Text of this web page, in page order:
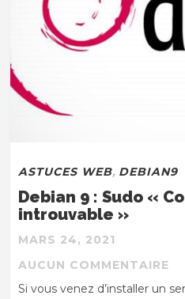
ASTUCES WEB, DEBIAN9
Debian 9 : Sudo «
introuvable »
MARS 24, 2021
AUCUN COMMENTAIRE
Si vous venez d’installer un